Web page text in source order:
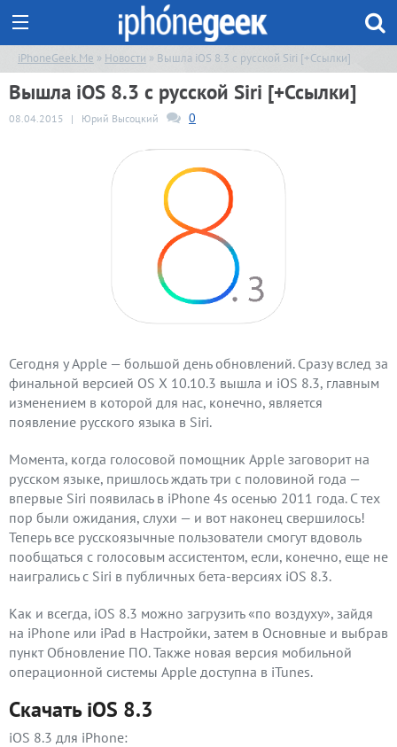
iPhoneGeek.Me » Новости » Вышла iOS 8.3 с русской Siri [+Ссылки]
Вышла iOS 8.3 с русской Siri [+Ссылки]
08.04.2015 | Юрий Высоцкий 0
Сегодня у Apple — большой день обновлений. Сразу вслед за
финальной версией OS X 10.10.3 вышла и iOS 8.3, главным
изменением в которой для нас, конечно, является
появление русского языка в Siri.
Момента, когда голосовой помощник Apple заговорит на
русском языке, пришлось ждать три с половиной года —
впервые Siri появилась в iPhone 4s осенью 2011 года. С тех
пор были ожидания, слухи — и вот наконец свершилось!
Теперь все русскоязычные пользователи смогут вдоволь
пообщаться с голосовым ассистентом, если, конечно, еще не
наигрались с Siri в публичных бета-версиях iOS 8.3.
Как и всегда, iOS 8.3 можно загрузить «по воздуху», зайдя
на iPhone или iPad в Настройки, затем в Основные и выбрав
пункт Обновление ПО. Также новая версия мобильной
операционной системы Apple доступна в iTunes.
Скачать iOS 8.3
iOS 8.3 для iPhone: